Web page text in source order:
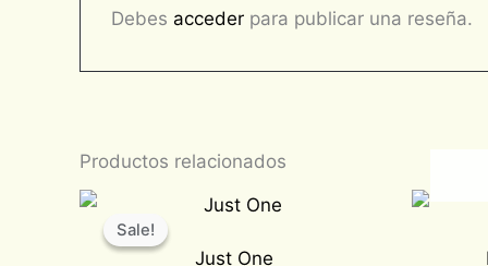
Debes acceder para publicar una reseña.
Productos relacionados
Sale!
Sale!
Just One
Original
price
$710.00.